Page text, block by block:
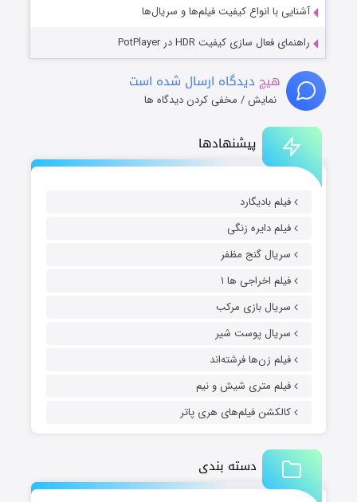
پیشنهادها
فیلم بادیگارد
فیلم دایره زنگی
سریال گنج مظفر
فیلم اخراجی ها ۱
سریال بازی مرکب
سریال پوست شیر
فیلم زن‌ها فرشته‌اند
فیلم متری شیش و نیم
کالکشن فیلم‌های هری پاتر
دسته بندی
آشنایی با انواع کیفیت فیلم‌ها و سریال‌ها
راهنمای فعال سازی کیفیت HDR در PotPlayer
هیچ دیدگاه ارسال شده است
نمایش / مخفی کردن دیدگاه ها